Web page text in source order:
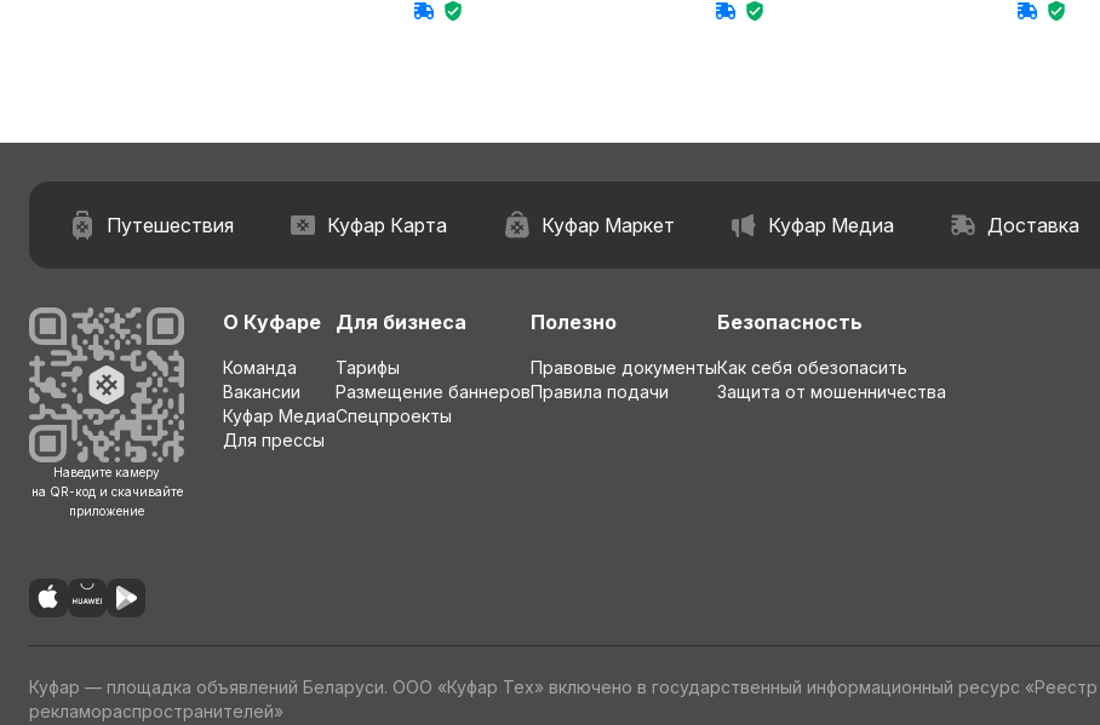
Путешествия Куфар Карта Куфар Маркет Куфар Медиа Доставка
Наведите камеру
на QR-код и скачивайте
приложение
О Куфаре
Команда
Вакансии
Куфар Медиа
Для прессы
Для бизнеса
Тарифы
Размещение баннеров
Спецпроекты
Полезно
Правовые документы
Правила подачи
Безопасность
Как себя обезопасить
Защита от мошенничества
Куфар — площадка объявлений Беларуси. ООО «Куфар Тех» включено в государственный информационный ресурс «Реестр
рекламораспространителей»